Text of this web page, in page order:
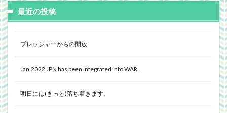
最近の投稿
プレッシャーからの開放
Jan,2022 JPN has been integrated into WAR.
明日には(きっと)落ち着きます。